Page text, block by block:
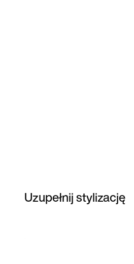
Uzupełnij stylizację